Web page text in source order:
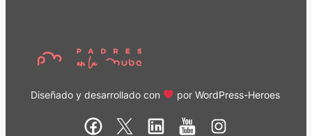
Diseñado y desarrollado con porWordPress-Heroes